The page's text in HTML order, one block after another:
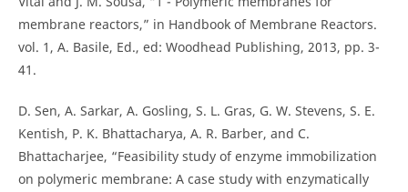
membrane reactors,” in Handbook of Membrane Reactors.
vol. 1, A. Basile, Ed., ed: Woodhead Publishing, 2013, pp. 3-
41.
D. Sen, A. Sarkar, A. Gosling, S. L. Gras, G. W. Stevens, S. E.
Kentish, P. K. Bhattacharya, A. R. Barber, and C.
Bhattacharjee, “Feasibility study of enzyme immobilization
on polymeric membrane: A case study with enzymatically